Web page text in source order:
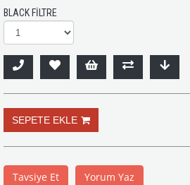
BLACK FİLTRE
Tavsiye Et Yorum Yaz